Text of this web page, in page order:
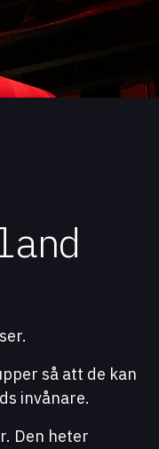
så att de kan
invånare.
Den heter